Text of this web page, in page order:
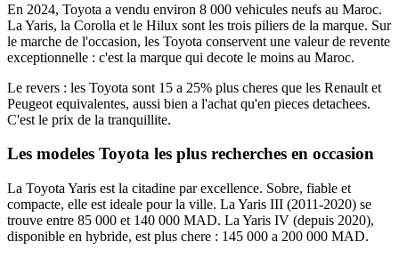
En 2024, Toyota a vendu environ 8 000 vehicules neufs au Maroc.
La Yaris, la Corolla et le Hilux sont les trois piliers de la marque. Sur
le marche de l'occasion, les Toyota conservent une valeur de revente
exceptionnelle : c'est la marque qui decote le moins au Maroc.
Le revers : les Toyota sont 15 a 25% plus cheres que les Renault et
Peugeot equivalentes, aussi bien a l'achat qu'en pieces detachees.
C'est le prix de la tranquillite.
Les modeles Toyota les plus recherches en occasion
La Toyota Yaris est la citadine par excellence. Sobre, fiable et
compacte, elle est ideale pour la ville. La Yaris III (2011-2020) se
trouve entre 85 000 et 140 000 MAD. La Yaris IV (depuis 2020),
disponible en hybride, est plus chere : 145 000 a 200 000 MAD.